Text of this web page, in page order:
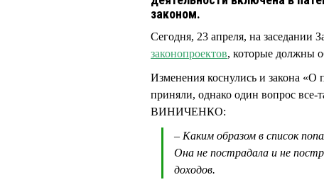
законом.
Сегодня, 23 апреля, на заседании
законопроектов, которые должны
Изменения коснулись и закона «О
приняли, однако один вопрос
ВИНИЧЕНКО:
– Каким образом в список
Она не пострадала и не
доходов.